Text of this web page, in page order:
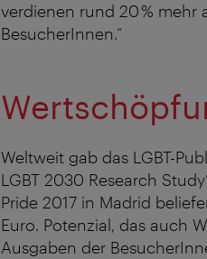
verdienen rund 20 % mehr
BesucherInnen.“
Weltweit gab das LGBT-
LGBT 2030 Research
Pride 2017 in Madrid
Euro. Potenzial, das auch
Ausgaben der